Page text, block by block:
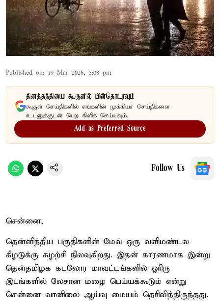
Published on: 19 Mar 2026, 5:08 pm
தினத்தந்தியை கூகுளில் பின்தொடரவும்
கூகுள் செய்திகளில் எங்களின் முக்கியச் செய்திகளை
உடனுக்குடன் பெற கிளிக் செய்யவும்.
Add as Preferred Source
Follow Us
சென்னை,
தென்னிந்திய பகுதிகளின் மேல் ஒரு வளிமண்டல
கீழடுக்கு சுழற்சி நிலவுகிறது. இதன் காரணமாக இன்று
தென்தமிழக கடலோர மாவட்டங்களில் ஓரிரு
இடங்களில் லேசான மழை பெய்யக்கூடும் என்று
சென்னை வானிலை ஆய்வு மையம் தெரிவித்திருந்தது.